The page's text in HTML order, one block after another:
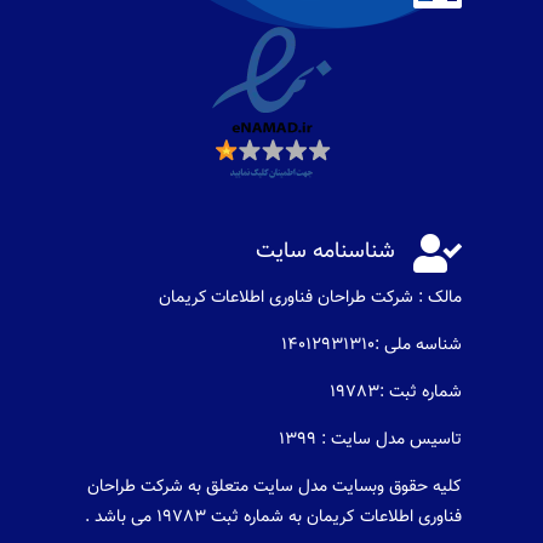
 شناسنامه سایت
مالک : شرکت طراحان فناوری اطلاعات كريمان
شناسه ملی :14012931310
شماره ثبت :19783
تاسیس مدل سایت : 1399
کلیه حقوق وبسایت مدل سایت متعلق به شرکت طراحان
فناوری اطلاعات کریمان به شماره ثبت 19783 می باشد .